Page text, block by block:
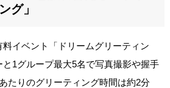
グ」
イベント「ドリームグリーティン
1グループ最大5名で写真撮影や握手
たりのグリーティング時間は約2分